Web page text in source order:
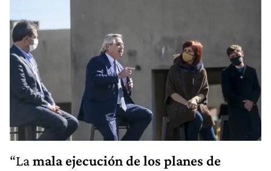
“Lamala ejecución de los planes de